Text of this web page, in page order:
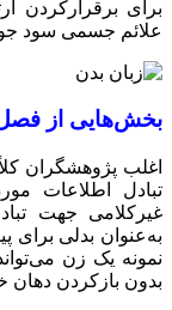
برای برقرارکردن
علائم جسمی سود
بخش‌هایی از
اغلب پژوهشگران
تبادل اطلاعات
غیرکلامی جهت
به‌عنوان بدلی برای
نمونه یک زن
بدون بازکردن دهان